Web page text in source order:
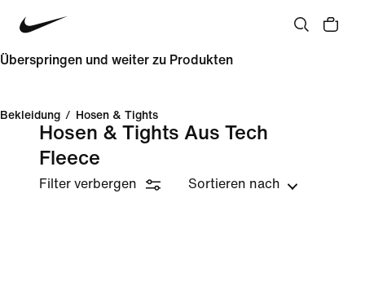
Überspringen und weiter zu Produkten
Bekleidung / Hosen & Tights
Hosen & Tights Aus Tech
Fleece
Filter verbergen Sortieren nach